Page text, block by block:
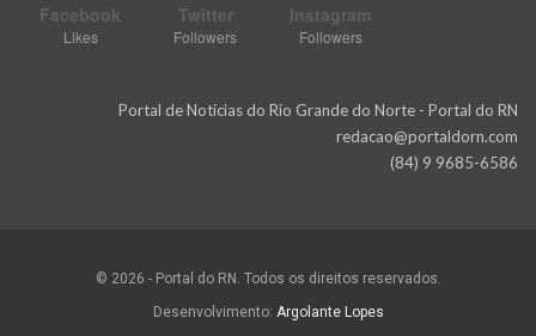
Facebook
Likes
Twitter
Followers
Instagram
Followers
Portal de Notícias do Rio Grande do Norte - Portal do RN
redacao@portaldorn.com
(84) 9 9685-6586
© 2026 - Portal do RN. Todos os direitos reservados.
Desenvolvimento: Argolante Lopes